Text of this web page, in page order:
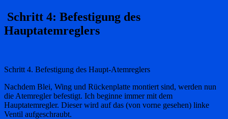
Schritt 4: Befestigung des
Hauptatemreglers
Schritt 4. Befestigung des Haupt-Atemreglers
Nachdem Blei, Wing und Rückenplatte montiert sind, werden nun
die Atemregler befestigt. Ich beginne immer mit dem
Hauptatemregler. Dieser wird auf das (von vorne gesehen) linke
Ventil aufgeschraubt.